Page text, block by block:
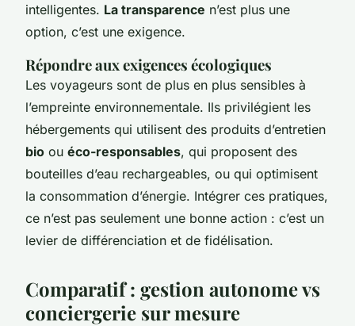
intelligentes. La transparence n’est plus une
option, c’est une exigence.
Répondre aux exigences écologiques
Les voyageurs sont de plus en plus sensibles à
l’empreinte environnementale. Ils privilégient les
hébergements qui utilisent des produits d’entretien
bio ou éco-responsables, qui proposent des
bouteilles d’eau rechargeables, ou qui optimisent
la consommation d’énergie. Intégrer ces pratiques,
ce n’est pas seulement une bonne action : c’est un
levier de différenciation et de fidélisation.
Comparatif : gestion autonome vs
conciergerie sur mesure